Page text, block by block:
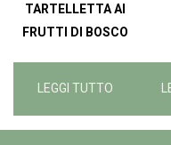
TARTELLETTA AI
FRUTTI DI BOSCO
LEGGI TUTTO